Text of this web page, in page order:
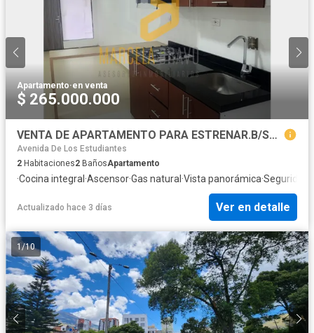
Apartamento·en venta
$ 265.000.000
VENTA DE APARTAMENTO PARA ESTRENAR.B/SAN JOSE OBRERO.MB
Avenida De Los Estudiantes
2 Habitaciones2 BañosApartamento
·Cocina integral ·Ascensor·Gas natural ·Vista panorámica·Seguridad
Actualizado hace 3 días Ver en detalle
1/10